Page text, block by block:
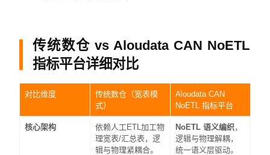
传统数仓 vs Aloudata CAN NoETL
指标平台详细对比
对比维度
传统数仓（宽表模
式）
Aloudata CAN
NoETL 指标平台
核心架构
依赖人工ETL加工物
理宽表/汇总表，逻
辑与物理紧耦合。
NoETL 语义编织 ，
逻辑与物理解耦，
统一语义层驱动。